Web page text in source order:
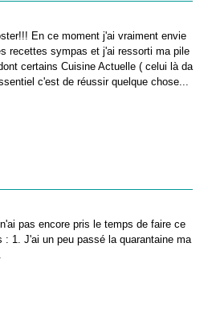
En ce moment j'ai vraiment envie
recettes sympas et j'ai ressorti ma pile
certains Cuisine Actuelle ( celui là da
c'est de réussir quelque chose...
pas encore pris le temps de faire ce
1. J'ai un peu passé la quarantaine ma